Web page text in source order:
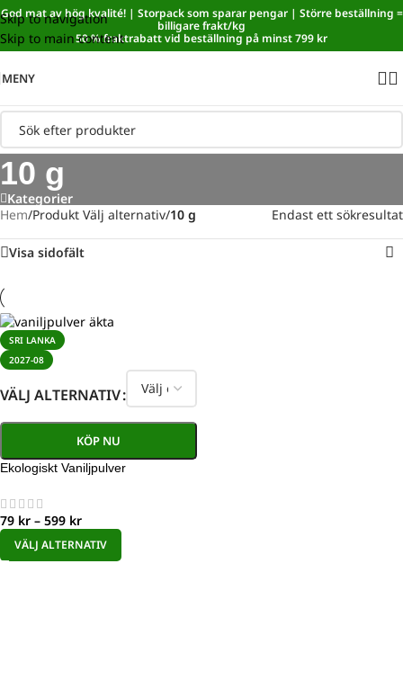
Skip to navigation
Skip to main content
Sänkt matmoms! I kassan dras automatiskt 5,35 % av från alla
varor.
God mat av hög kvalité! | Storpack som sparar pengar | Större beställning =
billigare frakt/kg
50 % fraktrabatt vid beställning på minst 799 kr
MENY
10 g
Kategorier
Hem/Produkt Välj alternativ/10 g Endast ett sökresultat
Visa sidofält
SRI LANKA
2027-08
VÄLJ ALTERNATIV
KÖP NU
Ekologiskt Vaniljpulver
79 kr – 599 kr
VÄLJ ALTERNATIV